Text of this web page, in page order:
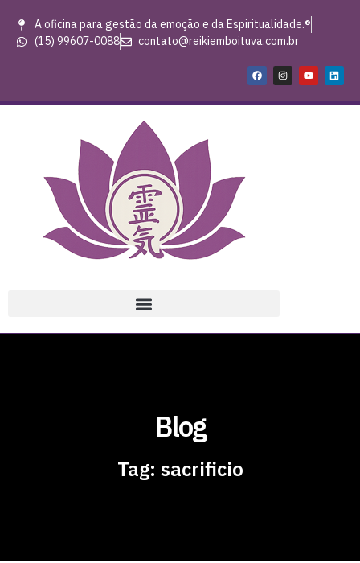
A oficina para gestão da emoção e da Espiritualidade.®
(15) 99607-0088
contato@reikiemboituva.com.br
Blog
Tag: sacrificio